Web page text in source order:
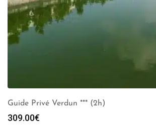
Guide Privé Verdun *** (2h)
309.00€